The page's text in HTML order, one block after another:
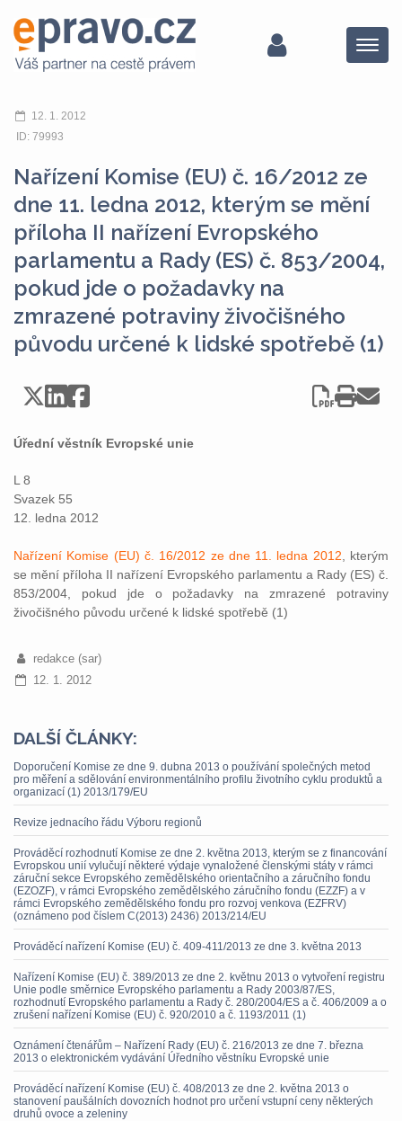
Menu
12. 1. 2012
ID: 79993
Nařízení Komise (EU) č. 16/2012 ze
dne 11. ledna 2012, kterým se mění
příloha II nařízení Evropského
parlamentu a Rady (ES) č. 853/2004,
pokud jde o požadavky na
zmrazené potraviny živočišného
původu určené k lidské spotřebě (1)
Úřední věstník Evropské unie
L 8
Svazek 55
12. ledna 2012
Nařízení Komise (EU) č. 16/2012 ze dne 11. ledna 2012 , kterým
se mění příloha II nařízení Evropského parlamentu a Rady (ES) č.
853/2004, pokud jde o požadavky na zmrazené potraviny
živočišného původu určené k lidské spotřebě (1)
redakce (sar)
12. 1. 2012
DALŠÍ ČLÁNKY:
Doporučení Komise ze dne 9. dubna 2013 o používání společných metod
pro měření a sdělování environmentálního profilu životního cyklu produktů a
organizací (1) 2013/179/EU
Revize jednacího řádu Výboru regionů
Prováděcí rozhodnutí Komise ze dne 2. května 2013, kterým se z financování
Evropskou unií vylučují některé výdaje vynaložené členskými státy v rámci
záruční sekce Evropského zemědělského orientačního a záručního fondu
(EZOZF), v rámci Evropského zemědělského záručního fondu (EZZF) a v
rámci Evropského zemědělského fondu pro rozvoj venkova (EZFRV)
(oznámeno pod číslem C(2013) 2436) 2013/214/EU
Prováděcí nařízení Komise (EU) č. 409-411/2013 ze dne 3. května 2013
Nařízení Komise (EU) č. 389/2013 ze dne 2. květnu 2013 o vytvoření registru
Unie podle směrnice Evropského parlamentu a Rady 2003/87/ES,
rozhodnutí Evropského parlamentu a Rady č. 280/2004/ES a č. 406/2009 a o
zrušení nařízení Komise (EU) č. 920/2010 a č. 1193/2011 (1)
Oznámení čtenářům – Nařízení Rady (EU) č. 216/2013 ze dne 7. března
2013 o elektronickém vydávání Úředního věstníku Evropské unie
Prováděcí nařízení Komise (EU) č. 408/2013 ze dne 2. května 2013 o
stanovení paušálních dovozních hodnot pro určení vstupní ceny některých
druhů ovoce a zeleniny